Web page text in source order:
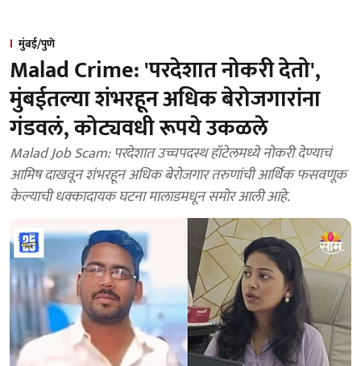
मुंबई/पुणे
Malad Crime: 'परदेशात नोकरी देतो',
मुंबईतल्या शंभरहून अधिक बेरोजगारांना
गंडवलं, कोट्यवधी रूपये उकळले
Malad Job Scam: परदेशात उच्चपदस्थ हॉटेलमध्ये नोकरी देण्याचं
आमिष दाखवून शंभरहून अधिक बेरोजगार तरुणांची आर्थिक फसवणूक
केल्याची धक्कादायक घटना मालाडमधून समोर आली आहे.